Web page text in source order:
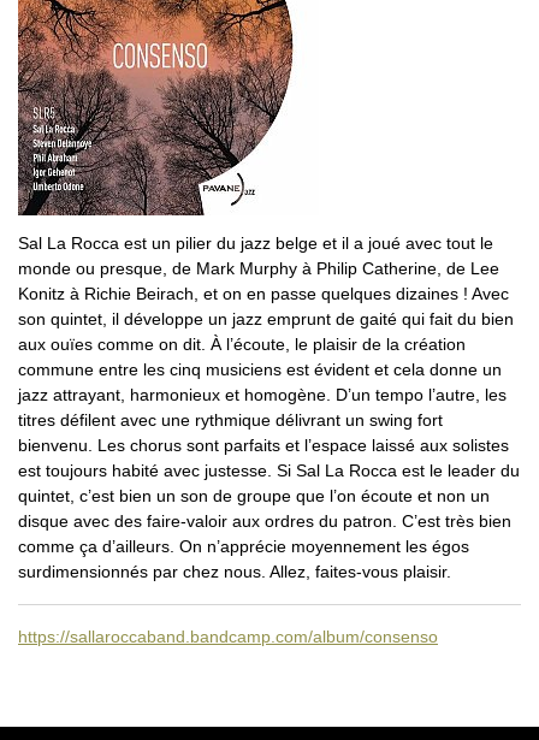
Sal La Rocca est un pilier du jazz belge et il a joué avec tout le
monde ou presque, de Mark Murphy à Philip Catherine, de Lee
Konitz à Richie Beirach, et on en passe quelques dizaines ! Avec
son quintet, il développe un jazz emprunt de gaité qui fait du bien
aux ouïes comme on dit. À l’écoute, le plaisir de la création
commune entre les cinq musiciens est évident et cela donne un
jazz attrayant, harmonieux et homogène. D’un tempo l’autre, les
titres défilent avec une rythmique délivrant un swing fort
bienvenu. Les chorus sont parfaits et l’espace laissé aux solistes
est toujours habité avec justesse. Si Sal La Rocca est le leader du
quintet, c’est bien un son de groupe que l’on écoute et non un
disque avec des faire-valoir aux ordres du patron. C’est très bien
comme ça d’ailleurs. On n’apprécie moyennement les égos
surdimensionnés par chez nous. Allez, faites-vous plaisir.
https://sallaroccaband.bandcamp.com/album/consenso